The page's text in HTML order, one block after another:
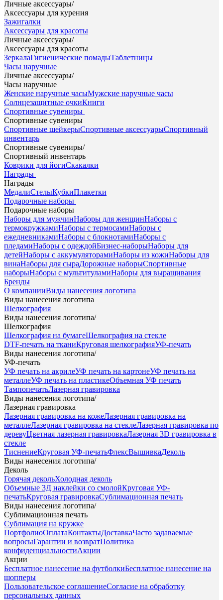
Личные аксессуары/
Аксессуары для курения
Зажигалки
Аксессуары для красоты
Личные аксессуары/
Аксессуары для красоты
ЗеркалаГигиенические помадыТаблетницы
Часы наручные
Личные аксессуары/
Часы наручные
Женские наручные часыМужские наручные часы
Солнцезащитные очкиКниги
Спортивные сувениры
Спортивные сувениры
Спортивные шейкерыСпортивные аксессуарыСпортивный
инвентарь
Спортивные сувениры/
Спортивный инвентарь
Коврики для йогиСкакалки
Награды
Награды
МедалиСтелыКубкиПлакетки
Подарочные наборы
Подарочные наборы
Наборы для мужчинНаборы для женщинНаборы с
термокружкамиНаборы с термосамиНаборы с
ежедневникамиНаборы с блокнотамиНаборы с
пледамиНаборы с одеждойБизнес-наборыНаборы для
детейНаборы с аккумуляторамиНаборы из кожиНаборы для
винаНаборы для сыраДорожные наборыСпортивные
наборыНаборы с мультитуламиНаборы для выращивания
Бренды
О компанииВиды нанесения логотипа
Виды нанесения логотипа
Шелкография
Виды нанесения логотипа/
Шелкография
Шелкография на бумагеШелкография на стекле
DTF-печать на тканиКруговая шелкографияУФ-печать
Виды нанесения логотипа/
УФ-печать
УФ печать на акрилеУФ печать на картонеУФ печать на
металлеУФ печать на пластикеОбъемная УФ печать
ТампопечатьЛазерная гравировка
Виды нанесения логотипа/
Лазерная гравировка
Лазерная гравировка на кожеЛазерная гравировка на
металлеЛазерная гравировка на стеклеЛазерная гравировка по
деревуЦветная лазерная гравировкаЛазерная 3D гравировка в
стекле
ТиснениеКруговая УФ-печатьФлексВышивкаДеколь
Виды нанесения логотипа/
Деколь
Горячая декольХолодная деколь
Объемные 3Д наклейки со смолойКруговая УФ-
печатьКруговая гравировкаСублимационная печать
Виды нанесения логотипа/
Сублимационная печать
Сублимация на кружке
ПортфолиоОплатаКонтактыДоставкаЧасто задаваемые
вопросыГарантии и возвратПолитика
конфиденциальностиАкции
Акции
Бесплатное нанесение на футболкиБесплатное нанесение на
шопперы
Пользовательское соглашениеСогласие на обработку
персональных данных